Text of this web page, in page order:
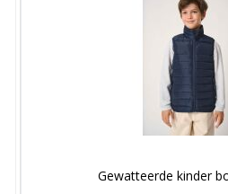
Gewatteerde kinder